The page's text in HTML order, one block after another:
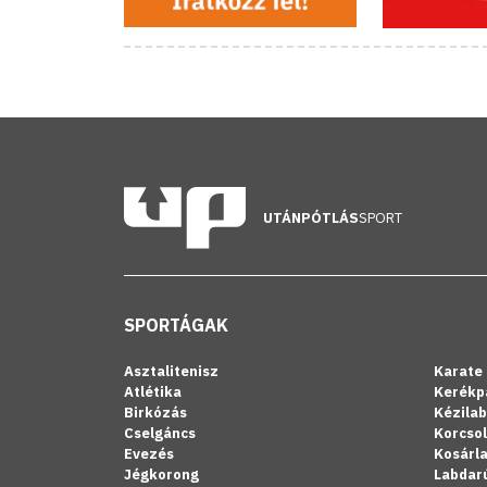
UTÁNPÓTLÁSSPORT
SPORTÁGAK
Asztalitenisz
Atlétika
Birkózás
Cselgáncs
Evezés
Jégkorong
Karate